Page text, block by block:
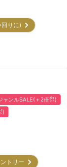
回りに)
ャンルSALE(＋2倍㌽)
)
ントリー